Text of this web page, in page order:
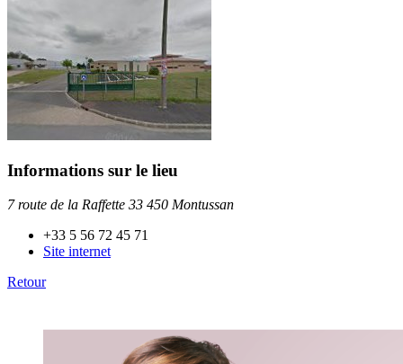
Informations sur le lieu
7 route de la Raffette 33 450 Montussan
+33 5 56 72 45 71
Site internet
Retour